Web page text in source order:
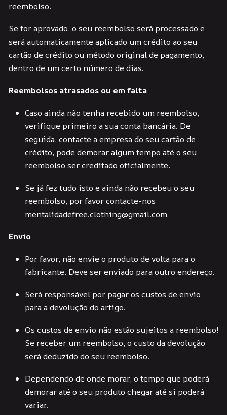
reembolso.
Se for aprovado, o seu reembolso será processado e
será automaticamente aplicado um crédito ao seu
cartão de crédito ou método original de pagamento,
dentro de um certo número de dias.
Reembolsos atrasados ou em falta
Caso ainda não tenha recebido um reembolso,
verifique primeiro a sua conta bancária. De
seguida, contacte a empresa do seu cartão de
crédito, pode demorar algum tempo até o seu
reembolso ser creditado oficialmente.
Se já fez tudo isto e ainda não recebeu o seu
reembolso, por favor contacte-nos
mentalidadefree.clothing@gmail.com
Envio
Por favor, não envie o produto de volta para o
fabricante. Deve ser enviado para outro endereço.
Será responsável por pagar os custos de envio
para a devolução do artigo.
Os custos de envio não estão sujeitos a reembolso!
Se receber um reembolso, o custo da devolução
será deduzido do seu reembolso.
Dependendo de onde morar, o tempo que poderá
demorar até o seu produto chegar até si poderá
variar.